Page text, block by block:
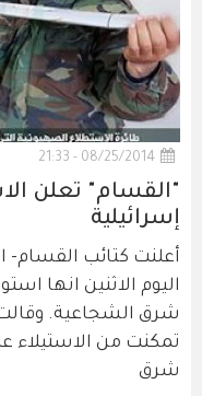
08/25/2014 - 21:33
"القسام" تعلن
إسرائيلية
أعلنت كتائب
اليوم الاثنين انها
شرق الشجاعية.
تمكنت من الاستيلاء
شرق